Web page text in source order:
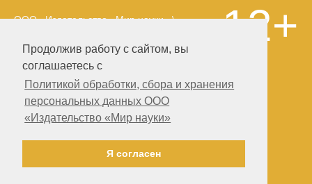
Продолжив работу с сайтом, вы
соглашаетесь с
Политикой обработки, сбора и хранения
персональных данных ООО
«Издательство «Мир науки»
Я согласен
ООО «Издательство «Мир науки» \
LLC Материалы, размещенные на сайте,
охраняются Законом о защите авторских
прав. Публикация любых материалов
этого сайта запрещена без
предварительного согласования с
издательством. Авторские права на
размещенные на сайте научные
Александр Павлов, pavlov@mir-nauki.com
12+